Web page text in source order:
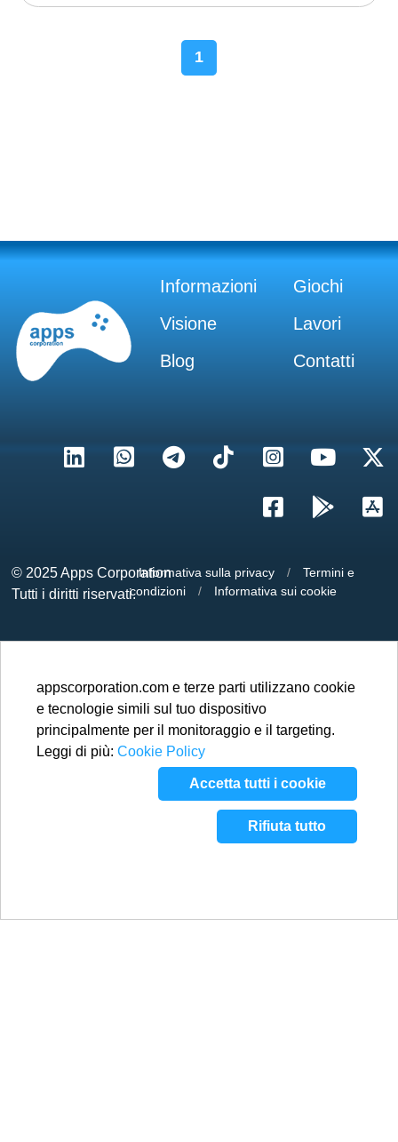
1
Informazioni
Giochi
Visione
Lavori
Blog
Contatti
© 2025Apps Corporation
Tutti i diritti riservati.
Informativa sulla privacy /
Termini e
condizioni
/ Informativa sui cookie
appscorporation.com e terze parti utilizzano cookie
e tecnologie simili sul tuo dispositivo
principalmente per il monitoraggio e il targeting.
Leggi di più: Cookie Policy
Accetta tutti i cookie
Rifiuta tutto